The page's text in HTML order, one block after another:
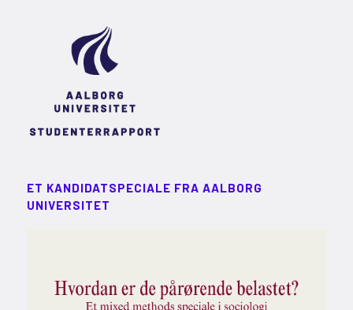
ET KANDIDATSPECIALE FRA AALBORG
UNIVERSITET